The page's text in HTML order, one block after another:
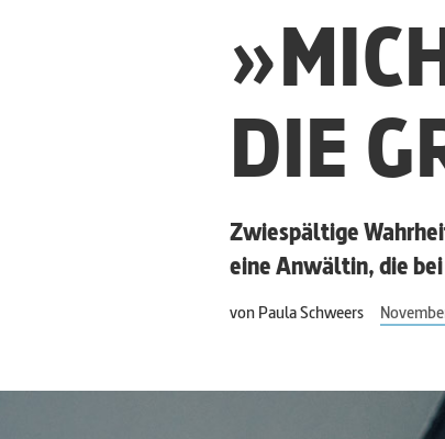
DIE
Zwiespältige
eine Anwältin, die
vonPaula Schweers